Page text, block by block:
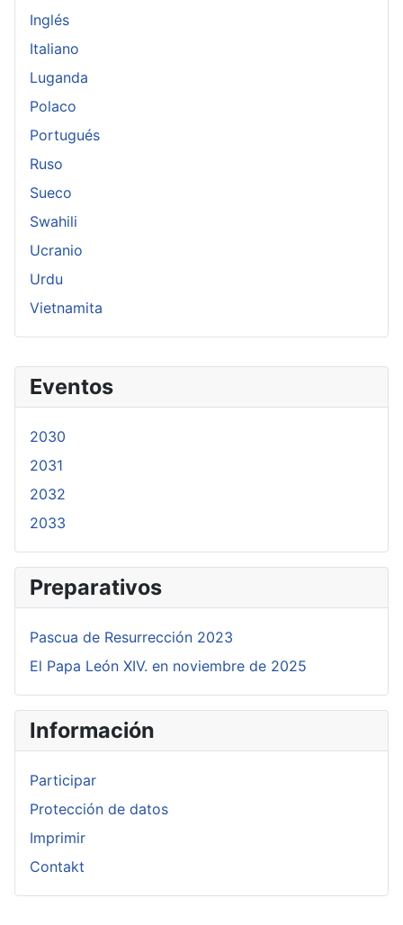
Eventos
2030
2031
2032
2033
Preparativos
Pascua de Resurrección 2023
El Papa León XIV. en noviembre de 2025
Información
Participar
Protección de datos
Imprimir
Contakt
Inglés
Italiano
Luganda
Polaco
Portugués
Ruso
Sueco
Swahili
Ucranio
Urdu
Vietnamita